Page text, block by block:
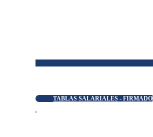
TABLAS SALARIALES - FIRMADO